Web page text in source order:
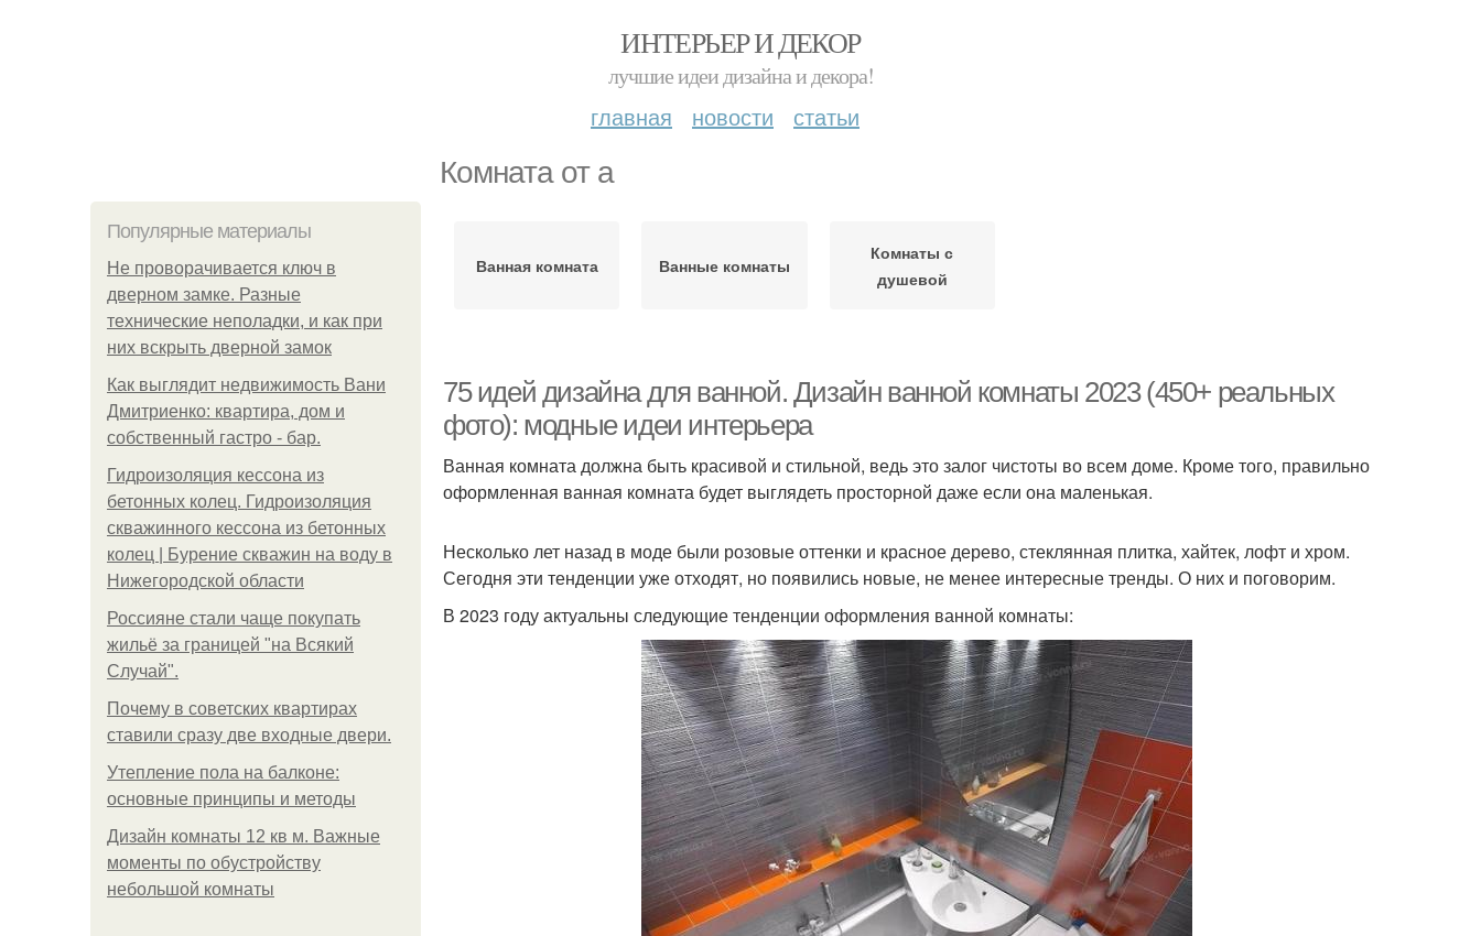
ИНТЕРЬЕР И ДЕКОР
лучшие идеи дизайна и декора!
главная новости статьи
Комната от а
Популярные материалы
Не проворачивается ключ в
дверном замке. Разные
технические неполадки, и как при
них вскрыть дверной замок
Как выглядит недвижимость Вани
Дмитриенко: квартира, дом и
собственный гастро - бар.
Гидроизоляция кессона из
бетонных колец. Гидроизоляция
скважинного кессона из бетонных
колец | Бурение скважин на воду в
Нижегородской области
Россияне стали чаще покупать
жильё за границей "на Всякий
Случай".
Почему в советских квартирах
ставили сразу две входные двери.
Утепление пола на балконе:
основные принципы и методы
Дизайн комнаты 12 кв м. Важные
моменты по обустройству
небольшой комнаты
Ванная комната Ванные комнаты
Комнаты с
душевой
75 идей дизайна для ванной. Дизайн ванной комнаты 2023 (450+ реальных
фото): модные идеи интерьера
Ванная комната должна быть красивой и стильной, ведь это залог чистоты во всем доме. Кроме того, правильно
оформленная ванная комната будет выглядеть просторной даже если она маленькая.
Несколько лет назад в моде были розовые оттенки и красное дерево, стеклянная плитка, хайтек, лофт и хром.
Сегодня эти тенденции уже отходят, но появились новые, не менее интересные тренды. О них и поговорим.
В 2023 году актуальны следующие тенденции оформления ванной комнаты: